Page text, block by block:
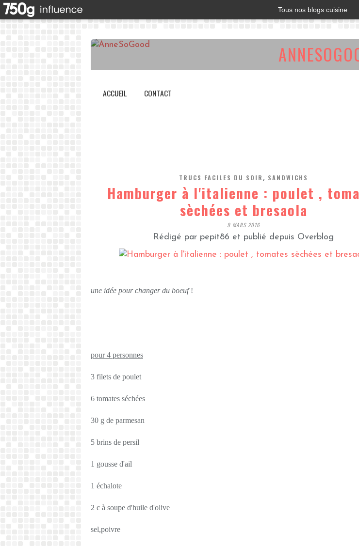
Tous nos blogs cuisine
ACCUEIL CONTACT
TRUCS FACILES DU SOIR, SANDWICHS
Hamburger à l'italienne : poulet ,
sèchées et bresaola
9 MARS 2016
Rédigé par pepit86 et publié depuis Overblog
une idée pour changer du boeuf!
pour 4 personnes
3 filets de poulet
6 tomates séchées
30 g de parmesan
5 brins de persil
1 gousse d'ail
1 échalote
2 c à soupe d'huile d'olive
sel,poivre